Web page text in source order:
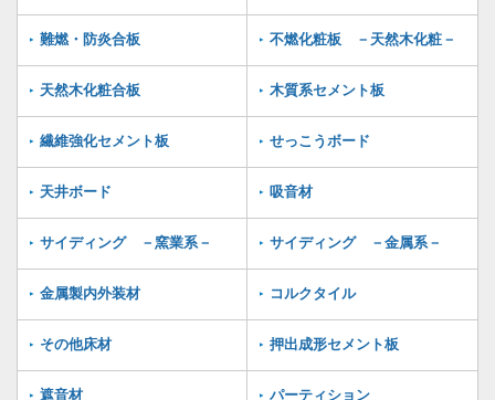
難燃・防炎合板 不燃化粧板 －天然木化粧－
天然木化粧合板 木質系セメント板
繊維強化セメント板 せっこうボード
天井ボード 吸音材
サイディング －窯業系－ サイディング －金属系－
金属製内外装材 コルクタイル
その他床材 押出成形セメント板
遮音材 パーティション